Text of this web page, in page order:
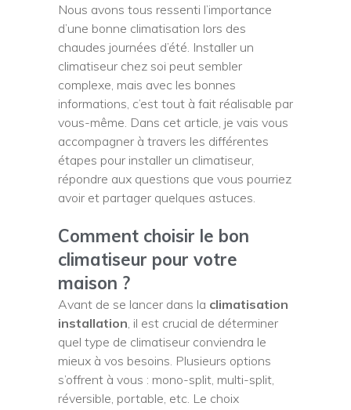
Nous avons tous ressenti l’importance
d’une bonne climatisation lors des
chaudes journées d’été. Installer un
climatiseur chez soi peut sembler
complexe, mais avec les bonnes
informations, c’est tout à fait réalisable par
vous-même. Dans cet article, je vais vous
accompagner à travers les différentes
étapes pour installer un climatiseur,
répondre aux questions que vous pourriez
avoir et partager quelques astuces.
Comment choisir le bon
climatiseur pour votre
maison ?
Avant de se lancer dans la climatisation
installation , il est crucial de déterminer
quel type de climatiseur conviendra le
mieux à vos besoins. Plusieurs options
s’offrent à vous : mono-split, multi-split,
réversible, portable, etc. Le choix